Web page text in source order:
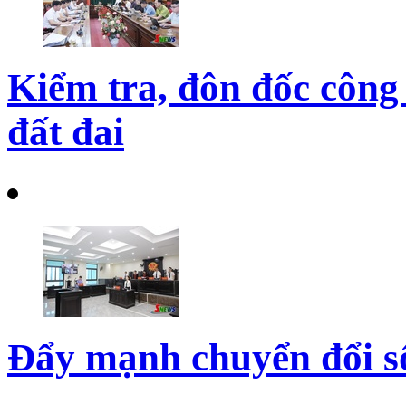
Kiểm tra, đôn đốc
đất đai
Đẩy mạnh chuyển đổi